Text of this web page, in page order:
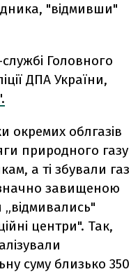
"відмивши"
Головного
ДПА України,
окремих облгазів
природного газу
а ті збували газ
завищеною
центри". Так,
суму близько 350